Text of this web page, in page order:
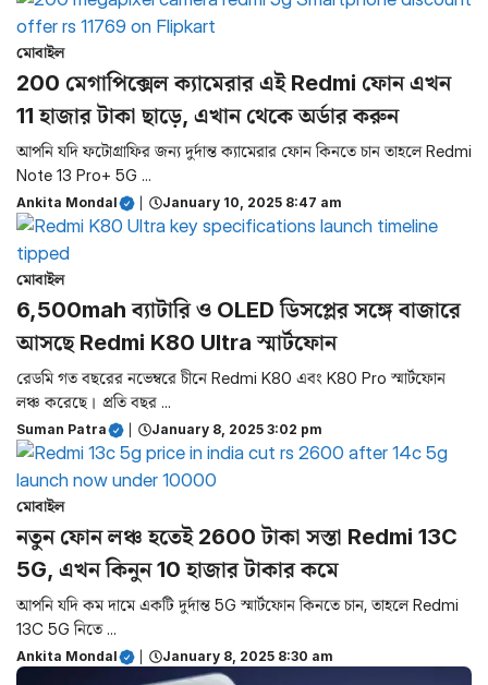
মোবাইল
200 মেগাপিক্সেল ক্যামেরার এই Redmi ফোন এখন
11 হাজার টাকা ছাড়ে, এখান থেকে অর্ডার করুন
আপনি যদি ফটোগ্রাফির জন্য দুর্দান্ত ক্যামেরার ফোন কিনতে চান তাহলে Redmi
Note 13 Pro+ 5G ...
Ankita Mondal January 10, 2025 8:47 am
মোবাইল
6,500mah ব্যাটারি ও OLED ডিসপ্লের সঙ্গে বাজারে
আসছে Redmi K80 Ultra স্মার্টফোন
রেডমি গত বছরের নভেম্বরে চীনে Redmi K80 এবং K80 Pro স্মার্টফোন
লঞ্চ করেছে। প্রতি বছর ...
Suman Patra January 8, 2025 3:02 pm
মোবাইল
নতুন ফোন লঞ্চ হতেই 2600 টাকা সস্তা Redmi 13C
5G, এখন কিনুন 10 হাজার টাকার কমে
আপনি যদি কম দামে একটি দুর্দান্ত 5G স্মার্টফোন কিনতে চান, তাহলে Redmi
13C 5G নিতে ...
Ankita Mondal January 8, 2025 8:30 am